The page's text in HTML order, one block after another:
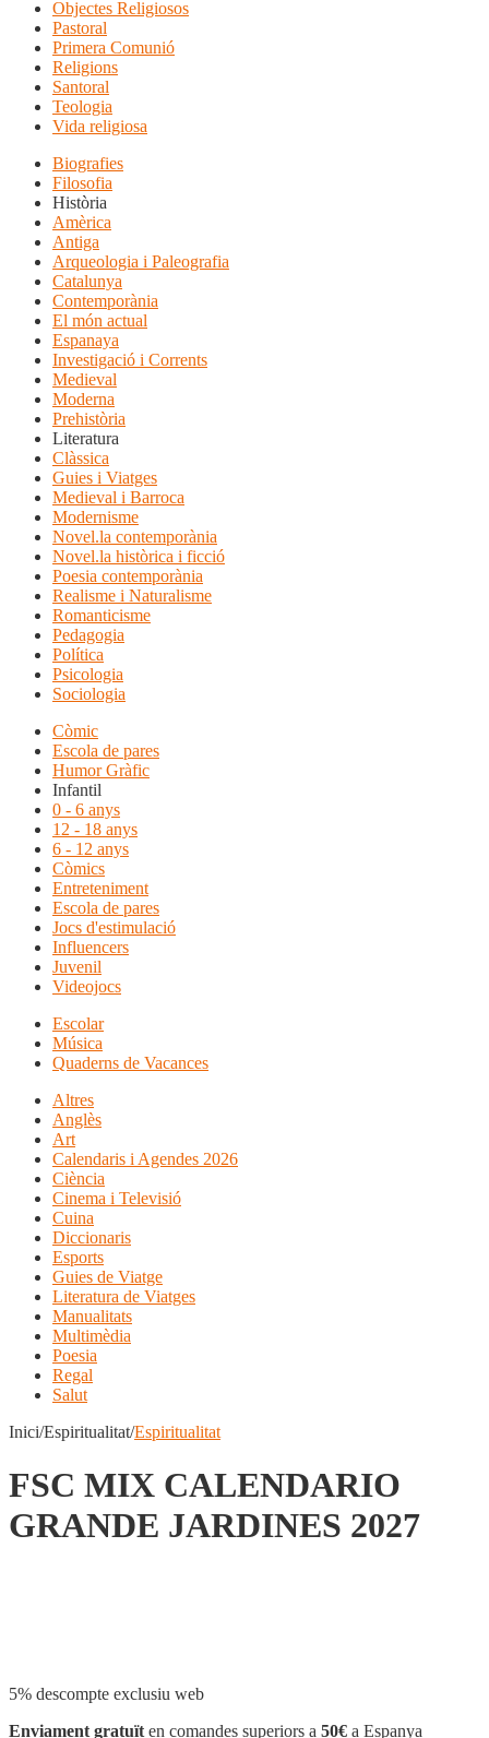
Objectes Religiosos
Pastoral
Primera Comunió
Religions
Santoral
Teologia
Vida religiosa
Biografies
Filosofia
Història
Amèrica
Antiga
Arqueologia i Paleografia
Catalunya
Contemporània
El món actual
Espanaya
Investigació i Corrents
Medieval
Moderna
Prehistòria
Literatura
Clàssica
Guies i Viatges
Medieval i Barroca
Modernisme
Novel.la contemporània
Novel.la històrica i ficció
Poesia contemporània
Realisme i Naturalisme
Romanticisme
Pedagogia
Política
Psicologia
Sociologia
Còmic
Escola de pares
Humor Gràfic
Infantil
0 - 6 anys
12 - 18 anys
6 - 12 anys
Còmics
Entreteniment
Escola de pares
Jocs d'estimulació
Influencers
Juvenil
Videojocs
Escolar
Música
Quaderns de Vacances
Altres
Anglès
Art
Calendaris i Agendes 2026
Ciència
Cinema i Televisió
Cuina
Diccionaris
Esports
Guies de Viatge
Literatura de Viatges
Manualitats
Multimèdia
Poesia
Regal
Salut
Inici/Espiritualitat/Espiritualitat
FSC MIX CALENDARIO
GRANDE JARDINES 2027
5% descompte exclusiu web
Enviament gratuït en comandes superiors a 50€ a Espanya